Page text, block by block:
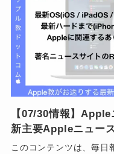
【07/30情報】
新主要Appleニュー
このコンテンツは、毎日